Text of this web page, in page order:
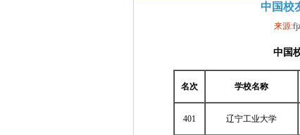
中国校
来源:
中国
名次 学校名称
401 辽宁工业大学